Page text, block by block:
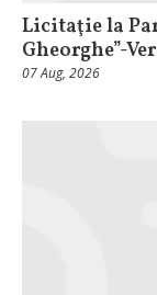
Licitaţie la
Gheorghe”-
07 Aug, 2026